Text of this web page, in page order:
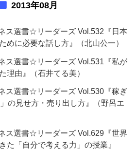
2013年08月
ス選書☆リーダーズ Vol.532『日本
めに必要な話し方』（北山公一）
ス選書☆リーダーズ Vol.531『私が
理由』（石井てる美）
ス選書☆リーダーズ Vol.530『稼ぎ
の見せ方・売り出し方』（野呂エ
ス選書☆リーダーズ Vol.629『世界
た「自分で考える力」の授業』